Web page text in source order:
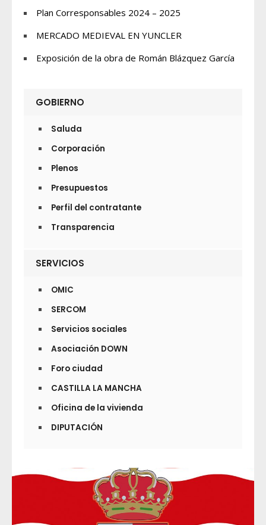
Plan Corresponsables 2024 – 2025
MERCADO MEDIEVAL EN YUNCLER
Exposición de la obra de Román Blázquez García
GOBIERNO
Saluda
Corporación
Plenos
Presupuestos
Perfil del contratante
Transparencia
SERVICIOS
OMIC
SERCOM
Servicios sociales
Asociación DOWN
Foro ciudad
CASTILLA LA MANCHA
Oficina de la vivienda
DIPUTACIÓN